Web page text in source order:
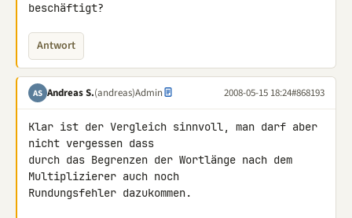
beschäftigt?
Antwort
AS Andreas S.(andreas)Admin 2008-05-15 18:24#868193
Klar ist der Vergleich sinnvoll, man darf aber
nicht vergessen dass
durch das Begrenzen der Wortlänge nach dem
Multiplizierer auch noch
Rundungsfehler dazukommen.